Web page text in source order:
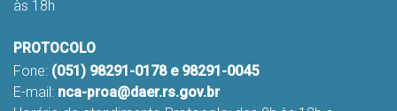
às 18h
PROTOCOLO
Fone: (051) 98291-0178 e 98291-0045
E-mail: nca-proa@daer.rs.gov.br